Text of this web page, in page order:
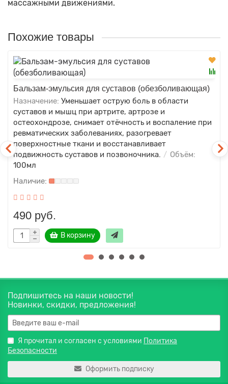
массажными движениями.
Похожие товары
Бальзам-эмульсия для суставов (обезболивающая)
Назначение: Уменьшает острую боль в области
суставов и мышц при артрите, артрозе и
остеохондрозе, снимает отёчность и воспаление при
ревматических заболеваниях, разогревает
поверхностные ткани и восстанавливает
подвижность суставов и позвоночника.
Объём:
100мл
490 руб.
В корзину
Подпишитесь на наши новости!
Новинки, скидки, предложения!
Я прочитал и согласен с условиями Политика
Безопасности
Оформить подписку